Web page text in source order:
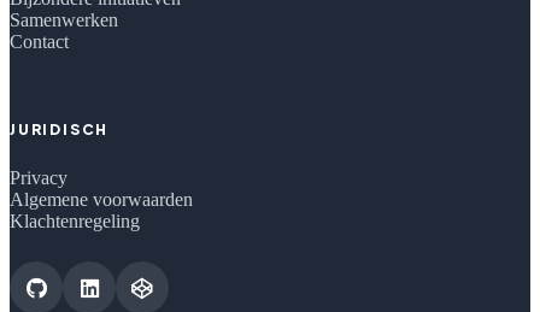
Samenwerken
Contact
JURIDISCH
Privacy
Algemene voorwaarden
Klachtenregeling